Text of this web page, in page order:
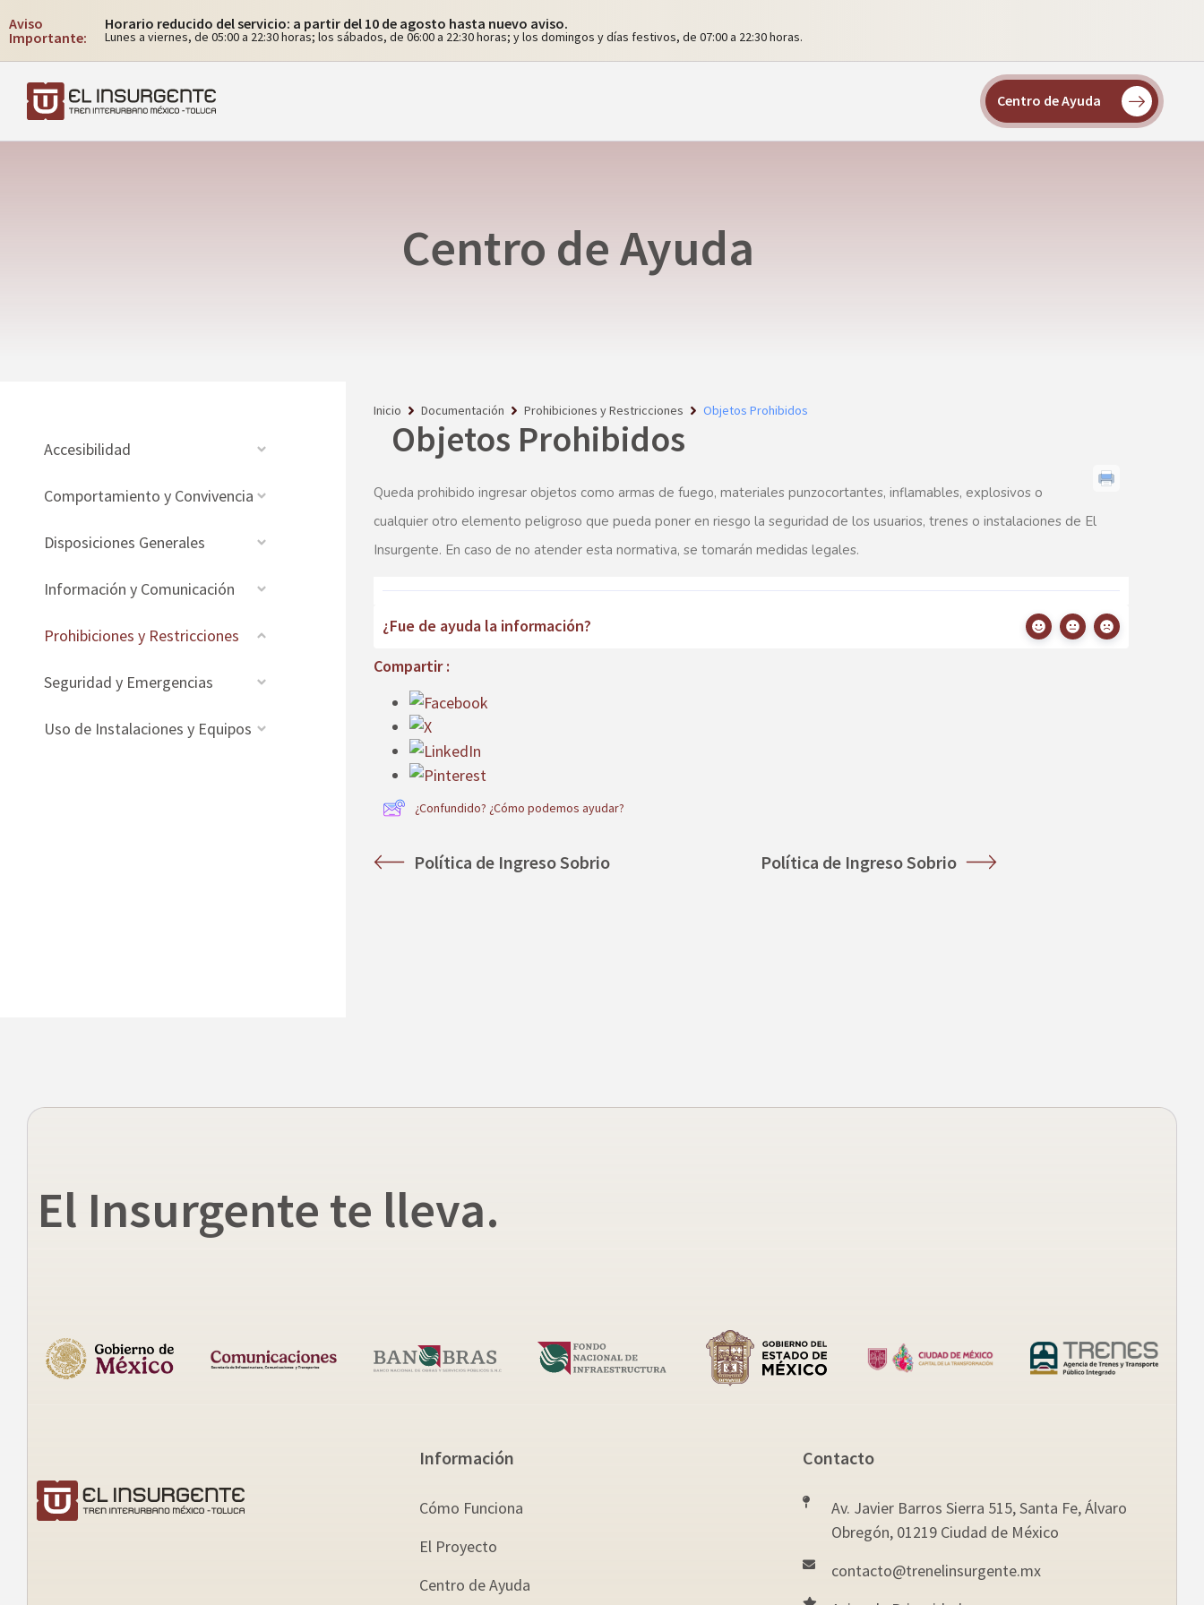
Aviso
Importante:
Horario reducido del servicio: a partir del 10 de agosto hasta nuevo aviso.
Lunes a viernes, de 05:00 a 22:30 horas; los sábados, de 06:00 a 22:30 horas; y los domingos y días festivos, de 07:00 a 22:30 horas.
Centro de Ayuda
Centro de Ayuda
Accesibilidad
Comportamiento y Convivencia
Disposiciones Generales
Información y Comunicación
Prohibiciones y Restricciones
Seguridad y Emergencias
Uso de Instalaciones y Equipos
Inicio Documentación Prohibiciones y Restricciones Objetos Prohibidos
Objetos Prohibidos
Queda prohibido ingresar objetos como armas de fuego, materiales punzocortantes, inflamables, explosivos o
cualquier otro elemento peligroso que pueda poner en riesgo la seguridad de los usuarios, trenes o instalaciones de El
Insurgente. En caso de no atender esta normativa, se tomarán medidas legales.
¿Fue de ayuda la información?
Compartir :
¿Confundido? ¿Cómo podemos ayudar?
Política de Ingreso Sobrio Política de Ingreso Sobrio
El Insurgente te lleva.
Información
Cómo Funciona
El Proyecto
Centro de Ayuda
Contacto
Av. Javier Barros Sierra 515, Santa Fe, Álvaro
Obregón, 01219 Ciudad de México
contacto@trenelinsurgente.mx